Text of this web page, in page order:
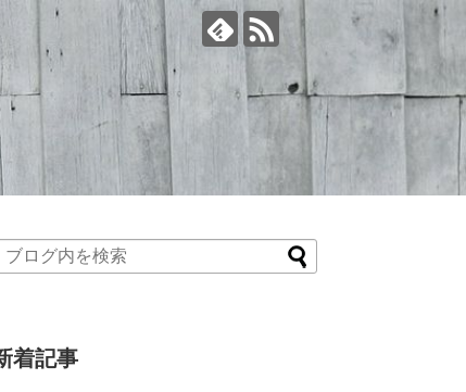
着記事